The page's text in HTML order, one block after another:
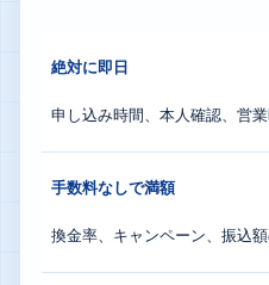
絶対に即日
申し込み時間、本人確認、営
手数料なしで満額
換金率、キャンペーン、振込